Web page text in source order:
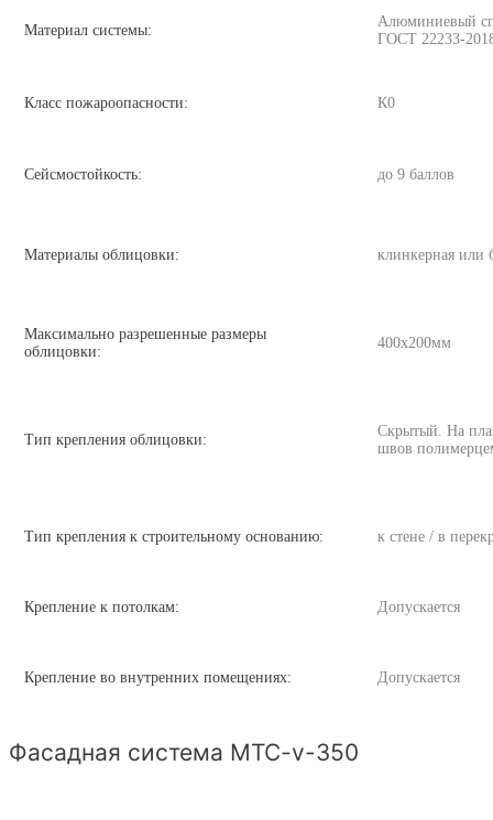
Материал системы:
Алюминиевый
ГОСТ 22233-
Класс пожароопасности: К0
Сейсмостойкость: до 9 баллов
Материалы облицовки: клинкерная или
Максимально разрешенные размеры
облицовки:
400х200мм
Тип крепления облицовки:
Скрытый. На
швов
Тип крепления к строительному основанию: к стене / в
Крепление к потолкам: Допускается
Крепление во внутренних помещениях: Допускается
Фасадная система MTC-v-350